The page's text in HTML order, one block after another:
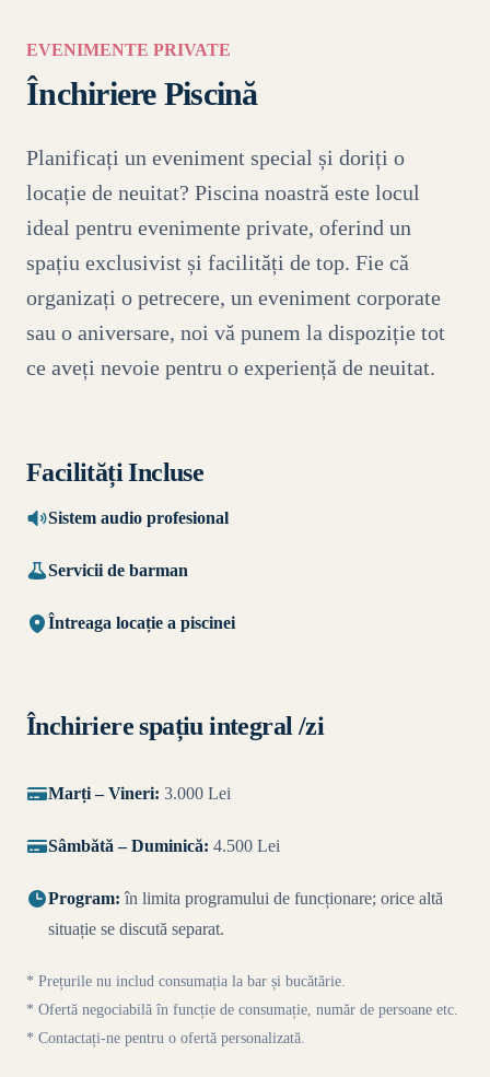
EVENIMENTE PRIVATE
Închiriere Piscină
Planificați un eveniment special și doriți o
locație de neuitat? Piscina noastră este locul
ideal pentru evenimente private, oferind un
spațiu exclusivist și facilități de top. Fie că
organizați o petrecere, un eveniment corporate
sau o aniversare, noi vă punem la dispoziție tot
ce aveți nevoie pentru o experiență de neuitat.
Facilități Incluse
Sistem audio profesional
Servicii de barman
Întreaga locație a piscinei
Închiriere spațiu integral /zi
Marți – Vineri: 3.000 Lei
Sâmbătă – Duminică: 4.500 Lei
Program: în limita programului de funcționare; orice altă
situație se discută separat.
* Prețurile nu includ consumația la bar și bucătărie.
* Ofertă negociabilă în funcție de consumație, număr de persoane etc.
* Contactați-ne pentru o ofertă personalizată.